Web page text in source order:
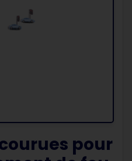
pour